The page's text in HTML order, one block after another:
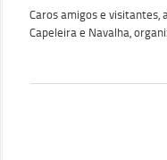
Caros amigos e visitantes,
Capeleira e Navalha,